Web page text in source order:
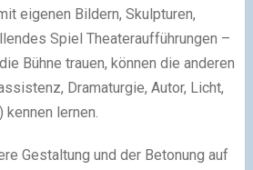
eigenen Bildern, Skulpturen,
Spiel Theateraufführungen –
Bühne trauen, können die anderen
Dramaturgie, Autor, Licht,
lernen.
Gestaltung und der Betonung auf